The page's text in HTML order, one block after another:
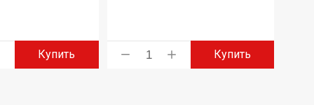
Купить Купить